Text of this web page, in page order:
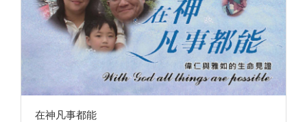
在神凡事都能